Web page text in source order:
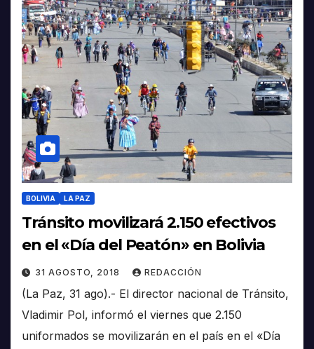
BOLIVIA LA PAZ
Tránsito movilizará 2.150 efectivos
en el «Día del Peatón» en Bolivia
31 AGOSTO, 2018 REDACCIÓN
(La Paz, 31 ago).- El director nacional de Tránsito,
Vladimir Pol, informó el viernes que 2.150
uniformados se movilizarán en el país en el «Día